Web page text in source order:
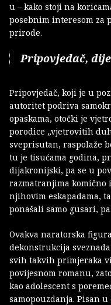
u – kako stoji na
posebnim interesom za
prirode.
Pripovjedač,
Pripovjedač, koji je u
autoritet podriva
opaskama, otočki je
porodice „vjetrovitih
sveprisutan, raspolaže
tu je tisućama godina,
dijakronijski, pa se u
razmatranjima komično
njihovim eskapadama,
ponašali samo gusari,
Ovakva naratorska
dekonstrukcija
svih takvih primjeraka
povijesnom romanu,
kao adolescent s
samopouzdanja. Pisan